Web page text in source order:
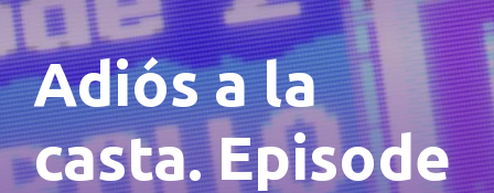
Adiós a la
casta. Episode